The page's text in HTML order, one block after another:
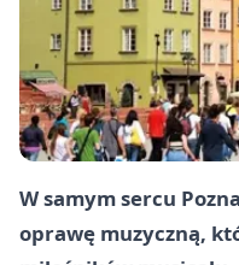
W samym sercu
oprawę muzyczną,